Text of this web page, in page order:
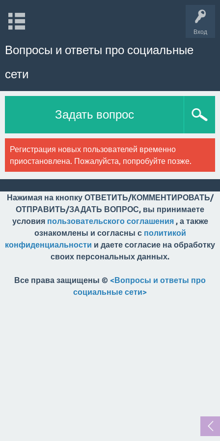
Вход
Вопросы и ответы про социальные
сети
Задать вопрос
Регистрация новых пользователей временно
приостановлена. Пожалуйста, попробуйте позже.
Нажимая на кнопку ОТВЕТИТЬ/КОММЕНТИРОВАТЬ/
ОТПРАВИТЬ/ЗАДАТЬ ВОПРОС, вы принимаете
условия пользовательского соглашения, а также
ознакомлены и согласны с политикой
конфиденциальности и даете согласие на обработку
своих персональных данных.
Все права защищены © <Вопросы и ответы про
социальные сети>